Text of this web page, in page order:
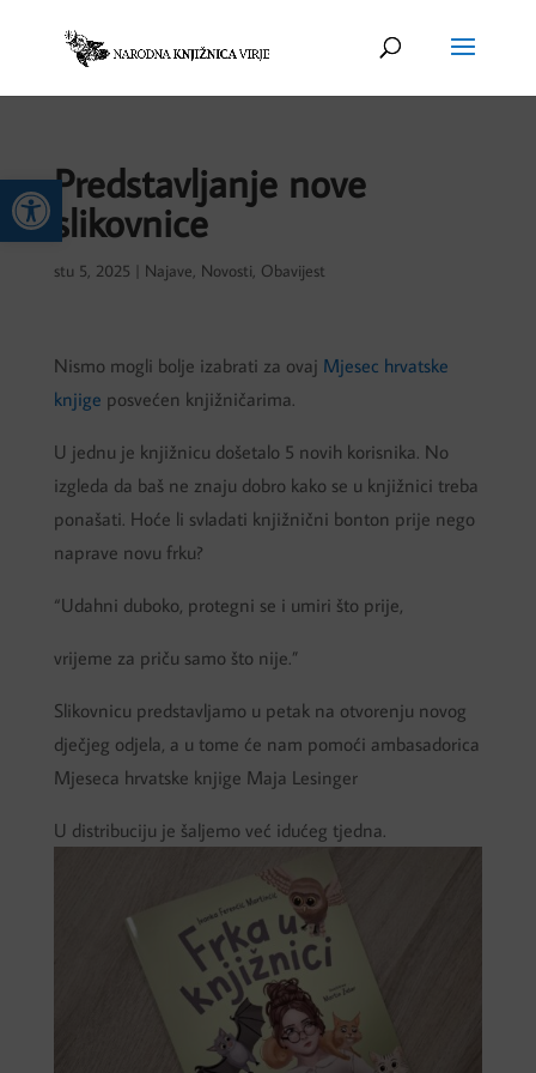
Open toolbar
Predstavljanje nove
slikovnice
stu 5, 2025 Najave, Novosti, Obavijest
Nismo mogli bolje izabrati za ovaj Mjesec hrvatske
knjige posvećen knjižničarima.
U jednu je knjižnicu došetalo 5 novih korisnika. No
izgleda da baš ne znaju dobro kako se u knjižnici treba
ponašati. Hoće li svladati knjižnični bonton prije nego
naprave novu frku?
“Udahni duboko, protegni se i umiri što prije,
vrijeme za priču samo što nije.”
Slikovnicu predstavljamo u petak na otvorenju novog
dječjeg odjela, a u tome će nam pomoći ambasadorica
Mjeseca hrvatske knjige Maja Lesinger
U distribuciju je šaljemo već idućeg tjedna.